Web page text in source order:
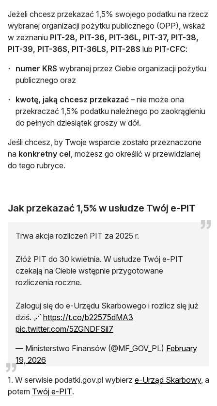
Jeżeli chcesz przekazać 1,5% swojego podatku na rzecz
wybranej organizacji pożytku publicznego (OPP), wskaż
w zeznaniu PIT-28, PIT-36, PIT-36L, PIT-37, PIT-38,
PIT-39, PIT-36S, PIT-36LS, PIT-28S lub PIT-CFC:
numer KRS wybranej przez Ciebie organizacji pożytku
publicznego oraz
kwotę, jaką chcesz przekazać – nie może ona
przekraczać 1,5% podatku należnego po zaokrągleniu
do pełnych dziesiątek groszy w dół.
Jeśli chcesz, by Twoje wsparcie zostało przeznaczone
na konkretny cel , możesz go określić w przewidzianej
do tego rubryce.
Jak przekazać 1,5% w usłudze Twój e-PIT
Trwa akcja rozliczeń PIT za 2025 r.
Złóż PIT do 30 kwietnia. W usłudze Twój e-PIT
czekają na Ciebie wstępnie przygotowane
rozliczenia roczne.
Zaloguj się do e-Urzędu Skarbowego i rozlicz się już
dziś. 🔗 https://t.co/b22575dMA3
pic.twitter.com/5ZGNDFSil7
— Ministerstwo Finansów (@MF_GOV_PL) February
19, 2026
1. W serwisie podatki.gov.pl wybierz e-Urząd Skarbowy, a
potem Twój e-PIT.